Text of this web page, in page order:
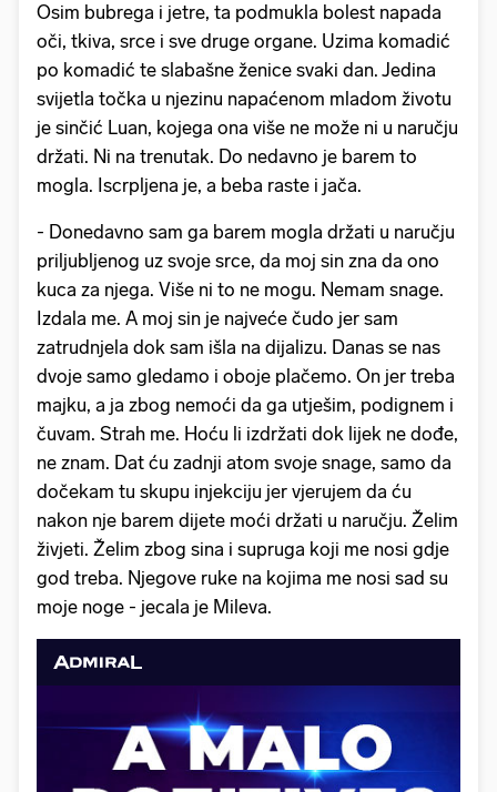
Osim bubrega i jetre, ta podmukla bolest napada
oči, tkiva, srce i sve druge organe. Uzima komadić
po komadić te slabašne ženice svaki dan. Jedina
svijetla točka u njezinu napaćenom mladom životu
je sinčić Luan, kojega ona više ne može ni u naručju
držati. Ni na trenutak. Do nedavno je barem to
mogla. Iscrpljena je, a beba raste i jača.
- Donedavno sam ga barem mogla držati u naručju
priljubljenog uz svoje srce, da moj sin zna da ono
kuca za njega. Više ni to ne mogu. Nemam snage.
Izdala me. A moj sin je najveće čudo jer sam
zatrudnjela dok sam išla na dijalizu. Danas se nas
dvoje samo gledamo i oboje plačemo. On jer treba
majku, a ja zbog nemoći da ga utješim, podignem i
čuvam. Strah me. Hoću li izdržati dok lijek ne dođe,
ne znam. Dat ću zadnji atom svoje snage, samo da
dočekam tu skupu injekciju jer vjerujem da ću
nakon nje barem dijete moći držati u naručju. Želim
živjeti. Želim zbog sina i supruga koji me nosi gdje
god treba. Njegove ruke na kojima me nosi sad su
moje noge - jecala je Mileva.